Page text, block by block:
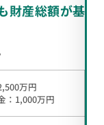
財産総額が基
万円
：1,000万円